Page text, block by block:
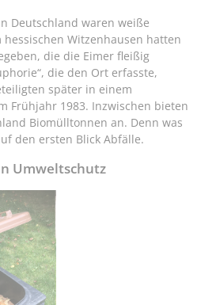
Deutschland waren weiße
Witzenhausen hatten
die die Eimer fleißig
die den Ort erfasste,
später in einem
Frühjahr 1983. Inzwischen bieten
Biomülltonnen an. Denn was
den ersten Blick Abfälle.
Umweltschutz